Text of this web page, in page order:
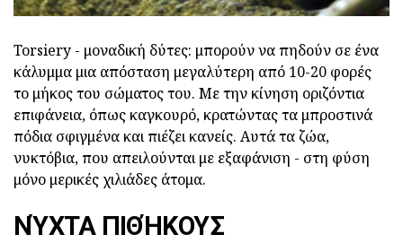
Torsiery - μοναδική δύτες: μπορούν να πηδούν σε ένα
κάλυμμα μια απόσταση μεγαλύτερη από 10-20 φορές
το μήκος του σώματος του. Με την κίνηση οριζόντια
επιφάνεια, όπως καγκουρό, κρατώντας τα μπροστινά
πόδια σφιγμένα και πιέζει κανείς. Αυτά τα ζώα,
νυκτόβια, που απειλούνται με εξαφάνιση - στη φύση
μόνο μερικές χιλιάδες άτομα.
ΝΎΧΤΑ ΠΙΘΉΚΟΥΣ